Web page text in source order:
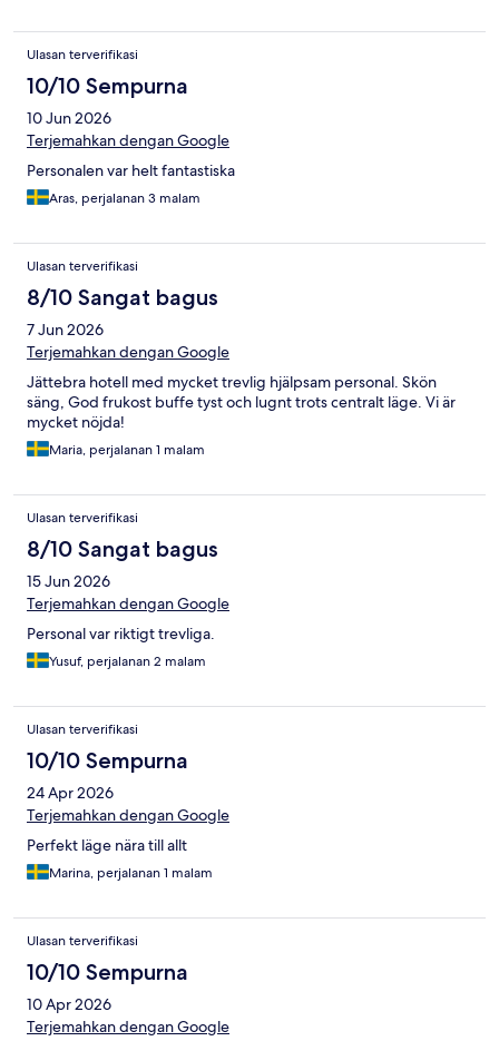
Ulasan terverifikasi
10/10 Sempurna
10 Jun 2026
Terjemahkan dengan Google
Personalen var helt fantastiska
Aras, perjalanan 3 malam
Ulasan terverifikasi
8/10 Sangat bagus
7 Jun 2026
Terjemahkan dengan Google
Jättebra hotell med mycket trevlig hjälpsam personal. Skön
säng, God frukost buffe tyst och lugnt trots centralt läge. Vi är
mycket nöjda!
Maria, perjalanan 1 malam
Ulasan terverifikasi
8/10 Sangat bagus
15 Jun 2026
Terjemahkan dengan Google
Personal var riktigt trevliga.
Yusuf, perjalanan 2 malam
Ulasan terverifikasi
10/10 Sempurna
24 Apr 2026
Terjemahkan dengan Google
Perfekt läge nära till allt
Marina, perjalanan 1 malam
Ulasan terverifikasi
10/10 Sempurna
10 Apr 2026
Terjemahkan dengan Google